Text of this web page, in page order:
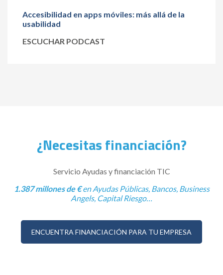
Accesibilidad en apps móviles: más allá de la
usabilidad
ESCUCHAR PODCAST
¿Necesitas financiación?
Servicio Ayudas y financiación TIC
1.387 millones de €en Ayudas Públicas, Bancos, Business
Angels, Capital Riesgo…
ENCUENTRA FINANCIACIÓN PARA TU EMPRESA